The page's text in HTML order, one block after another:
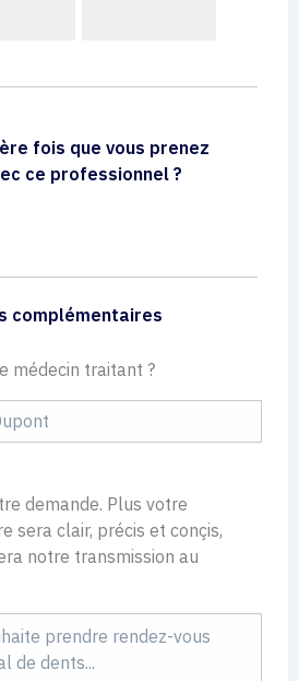
fois que vous prenez
ce professionnel ?
complémentaires
médecin traitant ?
demande. Plus votre
sera clair, précis et conçis,
notre transmission au